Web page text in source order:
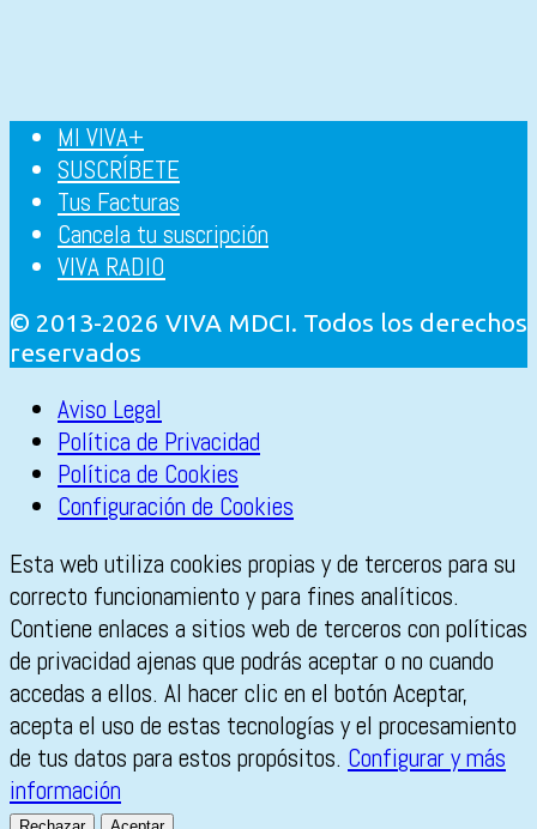
MI VIVA+
SUSCRÍBETE
Tus Facturas
Cancela tu suscripción
VIVA RADIO
© 2013-2026 VIVA MDCI. Todos los derechos
reservados
Aviso Legal
Política de Privacidad
Política de Cookies
Configuración de Cookies
Esta web utiliza cookies propias y de terceros para su
correcto funcionamiento y para fines analíticos.
Contiene enlaces a sitios web de terceros con políticas
de privacidad ajenas que podrás aceptar o no cuando
accedas a ellos. Al hacer clic en el botón Aceptar,
acepta el uso de estas tecnologías y el procesamiento
de tus datos para estos propósitos. Configurar y más
información